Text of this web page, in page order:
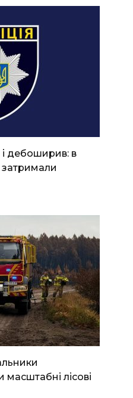
дебоширив: в
затримали
лісові